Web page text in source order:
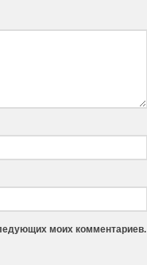
моих комментариев.